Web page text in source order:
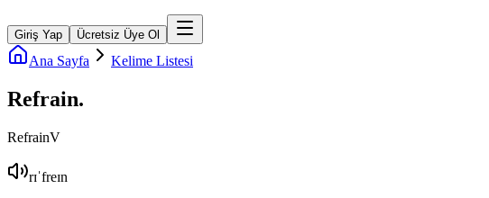
Giriş Yap Ücretsiz Üye Ol
Ana Sayfa Kelime Listesi
Refrain.
RefrainV
rɪˈfreɪn